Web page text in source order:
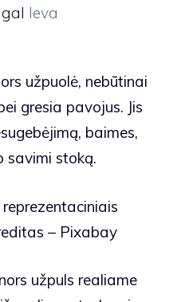
Ieva
užpuolė, nebūtinai
gresia pavojus. Jis
baimes,
savimi stoką.
– Pixabay
užpuls realiame